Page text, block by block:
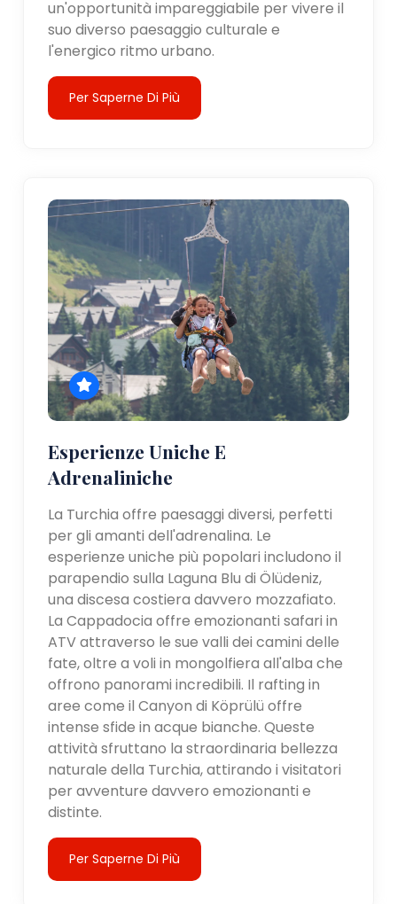
un'opportunità impareggiabile per vivere il
suo diverso paesaggio culturale e
l'energico ritmo urbano.
Per Saperne Di Più
Esperienze Uniche E
Adrenaliniche
La Turchia offre paesaggi diversi, perfetti
per gli amanti dell'adrenalina. Le
esperienze uniche più popolari includono il
parapendio sulla Laguna Blu di Ölüdeniz,
una discesa costiera davvero mozzafiato.
La Cappadocia offre emozionanti safari in
ATV attraverso le sue valli dei camini delle
fate, oltre a voli in mongolfiera all'alba che
offrono panorami incredibili. Il rafting in
aree come il Canyon di Köprülü offre
intense sfide in acque bianche. Queste
attività sfruttano la straordinaria bellezza
naturale della Turchia, attirando i visitatori
per avventure davvero emozionanti e
distinte.
Per Saperne Di Più